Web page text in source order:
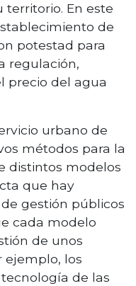
territorio. En este
de
potestad para
regulación,
precio del agua
urbano de
métodos para la
distintos modelos
que hay
gestión públicos
cada modelo
de unos
ejemplo, los
de las